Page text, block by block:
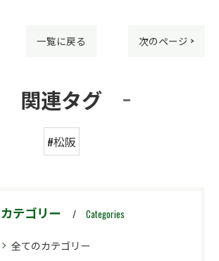
一覧に戻る 次のページ >
関連タグ
#松阪
カテゴリー Categories
全てのカテゴリー